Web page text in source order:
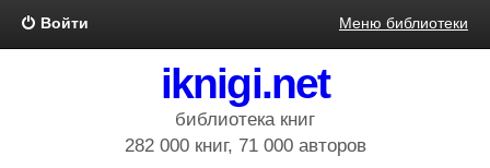
Войти Меню библиотеки
iknigi.net
библиотека книг
282 000 книг, 71 000 авторов